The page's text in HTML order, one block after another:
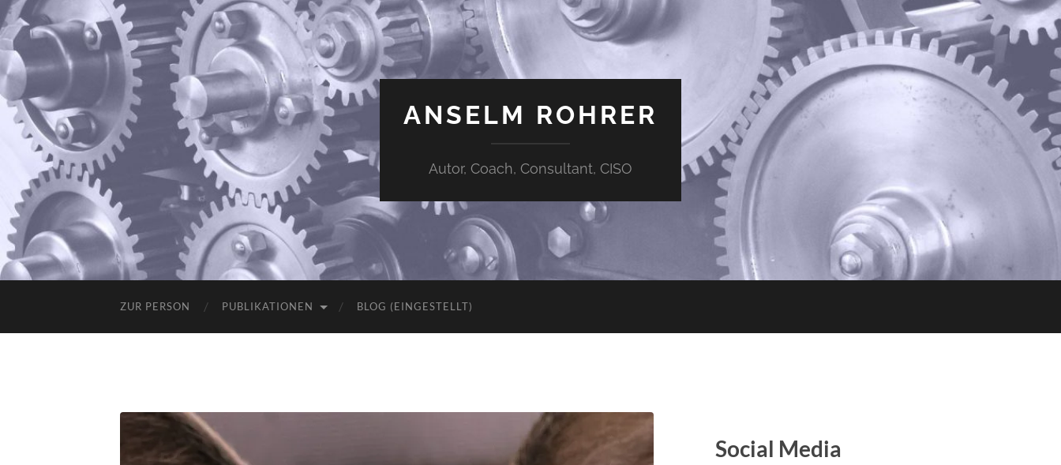
ANSELM ROHRER
Autor, Coach, Consultant, CISO
ZUR PERSON PUBLIKATIONEN BLOG (EINGESTELLT)
Social Media